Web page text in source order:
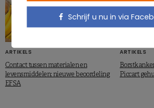
ARTIKELS
Contact tussen materialen en
levensmiddelen: nieuwe beoordeling
EFSA
ARTIKELS
Piccart
Schrijf u nu in via